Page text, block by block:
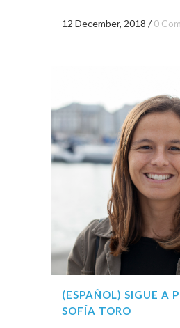
12 December, 2018 /0
(ESPAÑOL) SIGUE A
SOFÍA TORO